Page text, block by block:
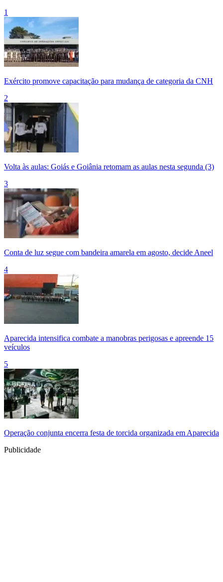
1
Exército promove capacitação para mudança de categoria da CNH
2
Volta às aulas: Goiás e Goiânia retomam as aulas nesta segunda (3)
3
Conta de luz segue com bandeira amarela em agosto, decide Aneel
4
Aparecida intensifica combate a manobras perigosas e apreende 15
veículos
5
Operação conjunta encerra festa de torcida organizada em Aparecida
Publicidade